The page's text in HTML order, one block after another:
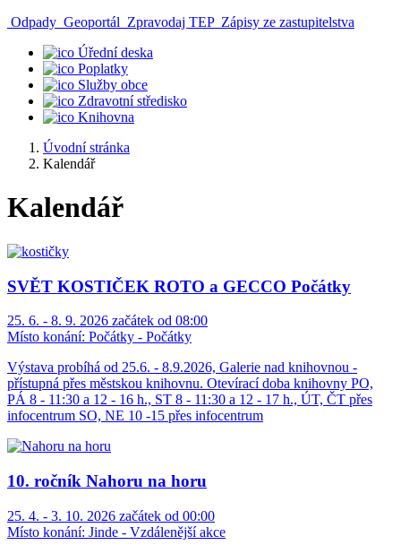
Odpady Geoportál Zpravodaj TEP Zápisy ze zastupitelstva
Úřední deska
Poplatky
Služby obce
Zdravotní středisko
Knihovna
Úvodní stránka
Kalendář
Kalendář
SVĚT KOSTIČEK ROTO a GECCO Počátky
25. 6. - 8. 9. 2026 začátek od 08:00
Místo konání: Počátky - Počátky
Výstava probíhá od 25.6. - 8.9.2026, Galerie nad knihovnou -
přístupná přes městskou knihovnu. Otevírací doba knihovny PO,
PÁ 8 - 11:30 a 12 - 16 h., ST 8 - 11:30 a 12 - 17 h., ÚT, ČT přes
infocentrum SO, NE 10 -15 přes infocentrum
10. ročník Nahoru na horu
25. 4. - 3. 10. 2026 začátek od 00:00
Místo konání: Jinde - Vzdálenější akce